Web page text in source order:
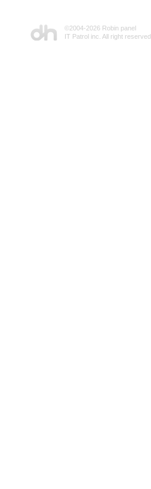
©2004-2026 Robin panel
IT Patrol inc. All right reserved.